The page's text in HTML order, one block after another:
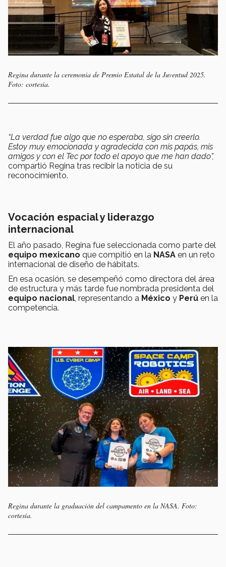
Regina durante la ceremonia de Premio Estatal de la Juventud 2025.
Foto: cortesía.
“La verdad fue algo que no esperaba, sigo sin creerlo.
Estoy muy emocionada y agradecida con mis papás, mis
amigos y con el Tec por todo el apoyo que me han dado”,
compartió Regina tras recibir la noticia de su
reconocimiento.
Vocación espacial y liderazgo
internacional
El año pasado, Regina fue seleccionada como parte del
equipo mexicano que compitió en la NASA en un reto
internacional de diseño de hábitats.
En esa ocasión, se desempeñó como directora del área
de estructura y más tarde fue nombrada presidenta del
equipo nacional, representando a México y Perú en la
competencia.
Regina durante la graduación del campamento en la NASA. Foto:
cortesía.